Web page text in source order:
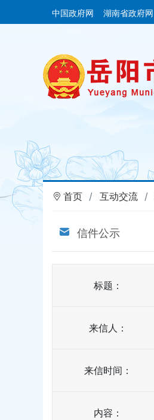
中国政府网 湖南省政府网
首页 互动交流
信件公示
标题：
来信人：
来信时间：
内容：